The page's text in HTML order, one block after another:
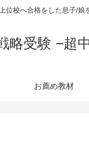
位校へ合格をした息子/娘
略受験 −超
お薦め教材